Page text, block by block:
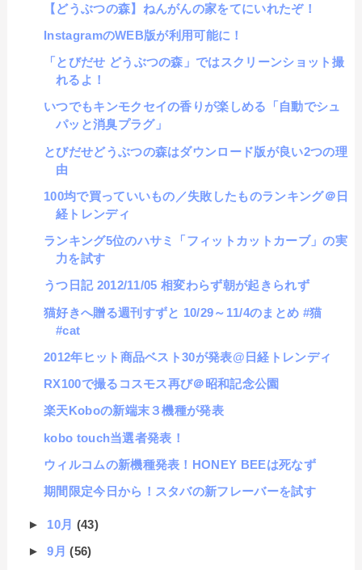
【どうぶつの森】ねんがんの家をてにいれたぞ！
InstagramのWEB版が利用可能に！
「とびだせ どうぶつの森」ではスクリーンショット撮
れるよ！
いつでもキンモクセイの香りが楽しめる「自動でシュ
パッと消臭プラグ」
とびだせどうぶつの森はダウンロード版が良い2つの理
由
100均で買っていいもの／失敗したものランキング＠日
経トレンディ
ランキング5位のハサミ「フィットカットカーブ」の実
力を試す
うつ日記 2012/11/05 相変わらず朝が起きられず
猫好きへ贈る週刊すずと 10/29～11/4のまとめ #猫
#cat
2012年ヒット商品ベスト30が発表@日経トレンディ
RX100で撮るコスモス再び＠昭和記念公園
楽天Koboの新端末３機種が発表
kobo touch当選者発表！
ウィルコムの新機種発表！HONEY BEEは死なず
期間限定今日から！スタバの新フレーバーを試す
► 10月 (43)
►9月(56)